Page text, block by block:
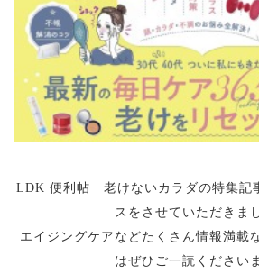
LDK 便利帖 老けないカラダの特集記
スをさせていただきま
エイジングケアなどたくさん情報満載
はぜひご一読ください